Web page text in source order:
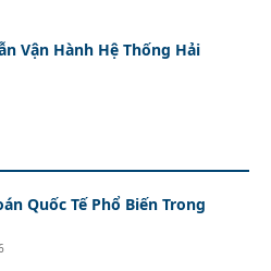
Vận Hành Hệ Thống Hải
Quốc Tế Phổ Biến Trong